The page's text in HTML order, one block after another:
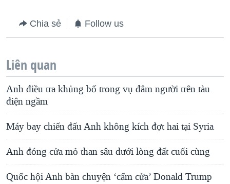
Chia sẻ Follow us
Liên quan
Anh điều tra khủng bố trong vụ đâm người trên tàu
điện ngầm
Máy bay chiến đấu Anh không kích đợt hai tại Syria
Anh đóng cửa mỏ than sâu dưới lòng đất cuối cùng
Quốc hội Anh bàn chuyện ‘cấm cửa’ Donald Trump